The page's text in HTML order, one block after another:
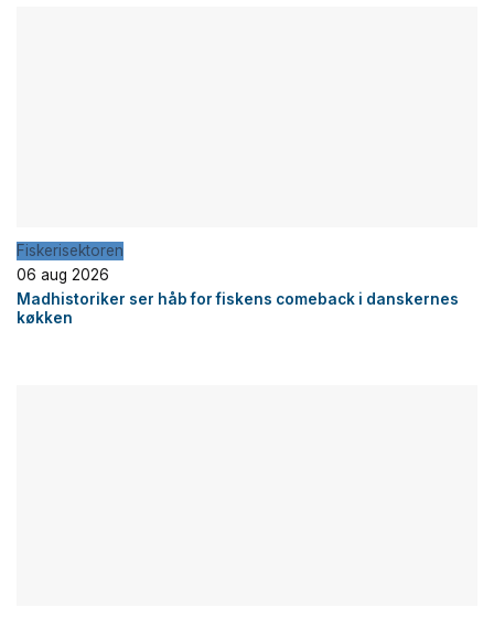
Fiskerisektoren
06 aug 2026
Madhistoriker ser håb for fiskens comeback i danskernes
køkken